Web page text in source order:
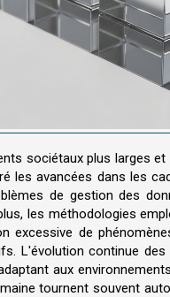
sociétaux plus larges
les avancées dans les
de gestion des
les méthodologies
excessive de
L'évolution continue
aux
tournent souvent